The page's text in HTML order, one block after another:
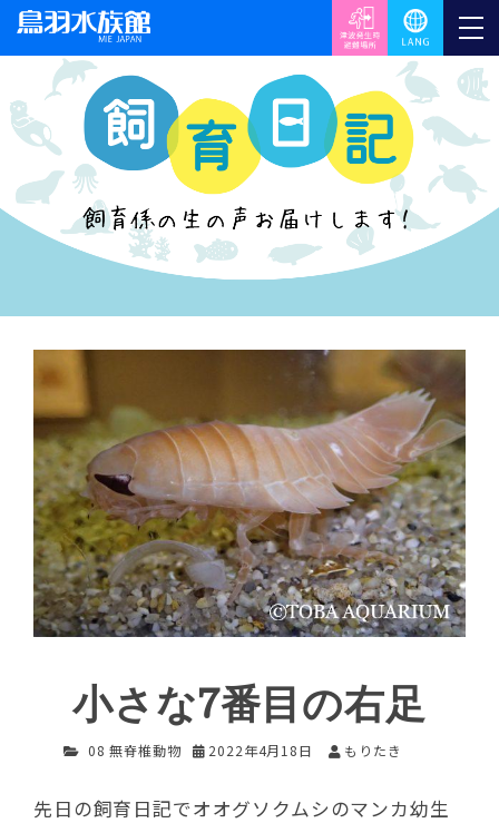
小さな7番目の右足
08 無脊椎動物 2022年4月18日 もりたき
先日の飼育日記でオオグソクムシのマンカ幼生